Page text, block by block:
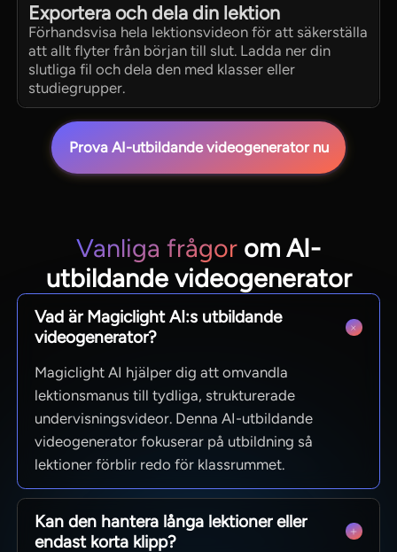
Exportera och dela din lektion
Förhandsvisa hela lektionsvideon för att säkerställa
att allt flyter från början till slut. Ladda ner din
slutliga fil och dela den med klasser eller
studiegrupper.
Prova AI-utbildande videogenerator nu
Vanliga frågor om AI-
utbildande videogenerator
Vad är Magiclight AI:s utbildande
videogenerator?
Magiclight AI hjälper dig att omvandla
lektionsmanus till tydliga, strukturerade
undervisningsvideor. Denna AI-utbildande
videogenerator fokuserar på utbildning så
lektioner förblir redo för klassrummet.
Kan den hantera långa lektioner eller
endast korta klipp?